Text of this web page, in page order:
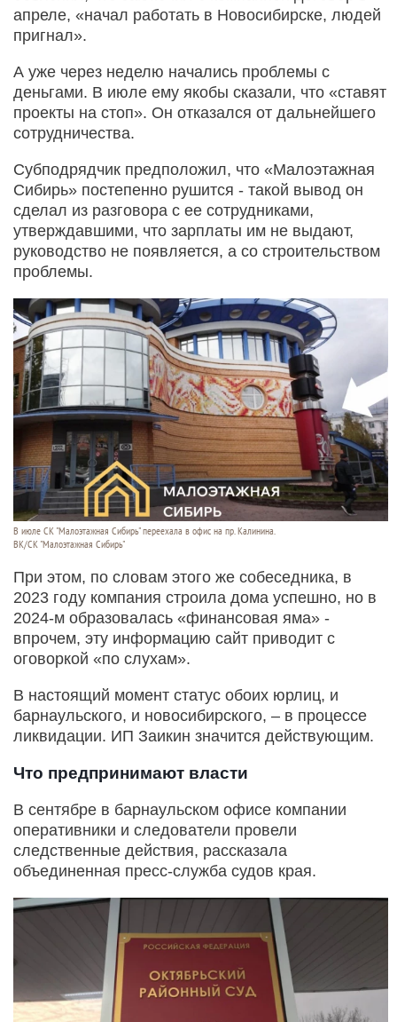
апреле, «начал работать в Новосибирске, людей
пригнал».
А уже через неделю начались проблемы с
деньгами. В июле ему якобы сказали, что «ставят
проекты на стоп». Он отказался от дальнейшего
сотрудничества.
Субподрядчик предположил, что «Малоэтажная
Сибирь» постепенно рушится - такой вывод он
сделал из разговора с ее сотрудниками,
утверждавшими, что зарплаты им не выдают,
руководство не появляется, а со строительством
проблемы.
В июле СК "Малоэтажная Сибирь" переехала в офис на пр. Калинина.
ВК/СК "Малоэтажная Сибирь"
При этом, по словам этого же собеседника, в
2023 году компания строила дома успешно, но в
2024-м образовалась «финансовая яма» -
впрочем, эту информацию сайт приводит с
оговоркой «по слухам».
В настоящий момент статус обоих юрлиц, и
барнаульского, и новосибирского, – в процессе
ликвидации. ИП Заикин значится действующим.
Что предпринимают власти
В сентябре в барнаульском офисе компании
оперативники и следователи провели
следственные действия, рассказала
объединенная пресс-служба судов края.